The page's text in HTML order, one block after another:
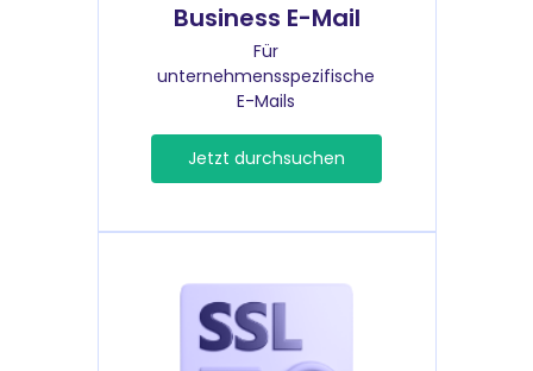
Business E-Mail
Für
unternehmensspezifische
E-Mails
Jetzt durchsuchen